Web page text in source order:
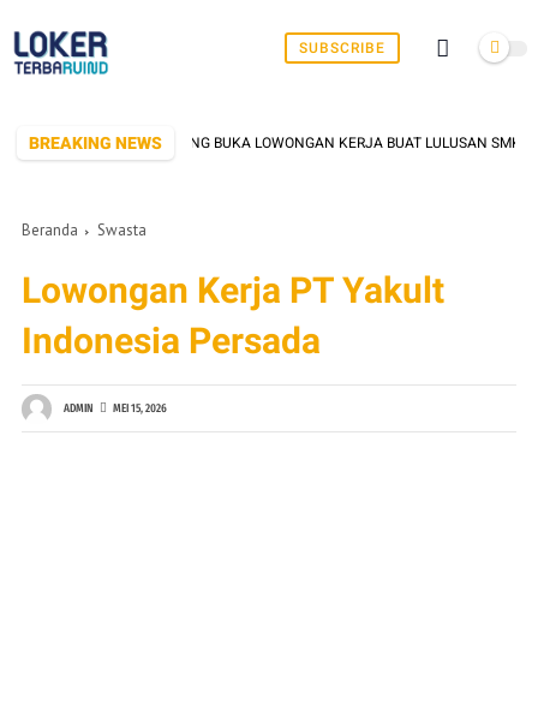
SUBSCRIBE
BREAKING NEWS
DI SERANG YANG SERING BUKA LOWONGAN KERJA BUAT LULUSAN SMK/SMA
Beranda Swasta
Lowongan Kerja PT Yakult
Indonesia Persada
ADMIN MEI 15, 2026